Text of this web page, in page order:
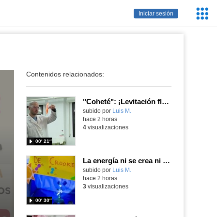
Iniciar sesión
Contenidos relacionados:
"Coheté": ¡Levitación flamígera!
Contenido educativo.
subido por Luis M.
00′ 21″
hace 2 horas
4visualizaciones
La energía ni se crea ni se destruye... ¡se experimenta! El Tierno en la Feria Madrid es Ciencia 2026
Contenido educativo.
subido por Luis M.
00′ 30″
hace 2 horas
3visualizaciones